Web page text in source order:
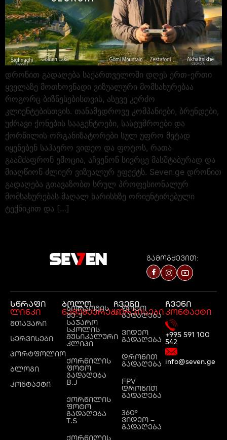
დრონით გადაღება საქართველოში დღეს ერთ-ერთი
ყველაზე მოთხოვნადი ვიზუალური მომსახურებაა
როგორც ბიზნესებისთვის, ასევე კერძო
კლიენტებისთვის. თანამედროვე კომპანიები, ბრენდები,
უძრავი ქონების სააგენტოები, სასტუმროები და
ქორწილის ორგანიზატორები სულ უფრო მეტად
იყენებენ საჰაერო ვიდეო და ფოტოს, რათა
გაამძაფრონ ემოცია, აჩვენონ სივრცე მასშტაბურად და
მიაღწიონ ძლიერ ვიზუალურ ეფექტს. Seven.ge დრონით
გადაღება გთავაზობთ სრულ პროფესიონალურ
მომსახურებას მაღალ ხარისხზე ორიენტირებული
ტექნიკით და […]
გამოგყევით:
სწრაფი
ლინკი
მთავარი
სერვისები
პორტფოლიო
ბლოგი
კონტაქტი
ბოლო
ნამუშევრები
ბორჯომის
მე-3
საჯარო
სკოლის
მუსიკალური
კლიპი
ქორწილის
ფოტო
გადაღება
B.J
ქორწილის
ფოტო
გადაღება
T.S
ქორწილის
ჩვენი
სერვისები
ფოტო
გადაღება
ვიდეო
გადაღება
დრონით
გადაღება
FPV
დრონით
გადაღება
360°
ვიდეო –
გადაღება
ჩვენი
კონტაქტი
+995 591 100
542
info@seven.ge